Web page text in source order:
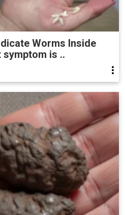
Worms Inside
is ..